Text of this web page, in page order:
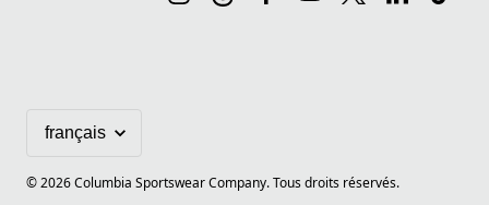
©2026Columbia Sportswear Company. Tous droits réservés.